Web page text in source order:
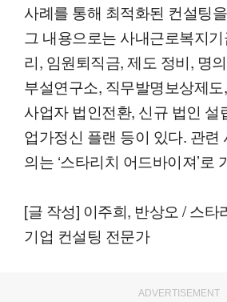
사례를 통해 최적화된 컨설팅
그 내용으로는 사내근로복지
리, 임원퇴직금, 제도 정비, 명
부설연구소, 직무발명보상제
사업자 법인전환, 신규 법인 설
업가정신 플랜 등이 있다. 관련
의는 ‘스타리치 어드바이져’로
[글 작성] 이주희, 반상오 / 스타
기업 컨설팅 전문가
ADVERTISEMENT